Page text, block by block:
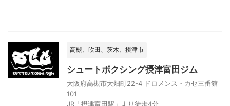
高槻、吹田、茨木、摂津市
シュートボクシング摂津富田ジム
大阪府高槻市大畑町22-4 ドロメンス・カセ三番館
101
JR「摂津富田駅」より徒歩4分